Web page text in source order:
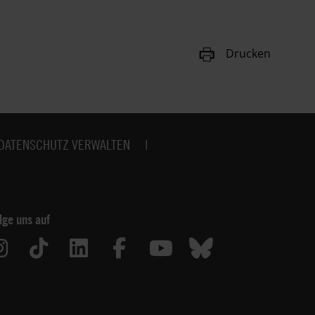
Drucken
VERWALTEN
uns auf